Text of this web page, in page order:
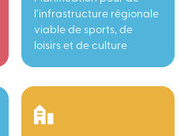
l’infrastructure régionale
viable de sports, de
loisirs et de culture